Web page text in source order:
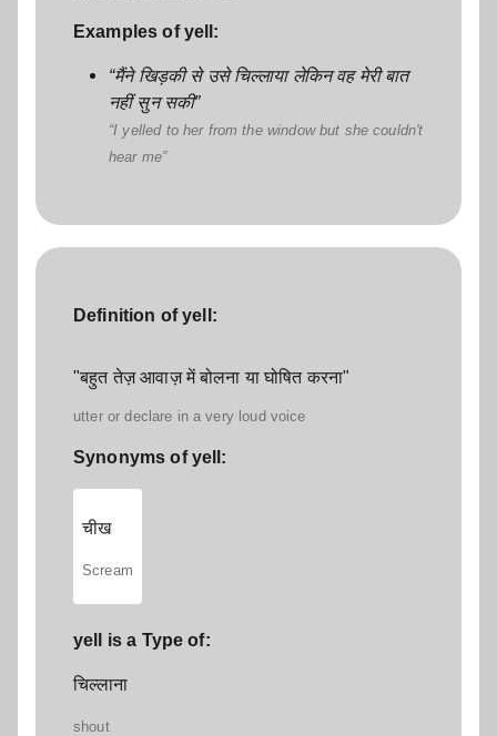
Examples of yell:
मैंने खिड़की से उसे चिल्लाया लेकिन वह मेरी बात
नहीं सुन सकी
I yelled to her from the window but she couldn't
hear me
Definition of yell:
"बहुत तेज़ आवाज़ में बोलना या घोषित करना"
utter or declare in a very loud voice
Synonyms of yell:
चीख
Scream
yell is a Type of:
चिल्लाना
shout